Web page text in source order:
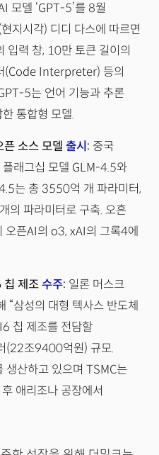
모델 ‘GPT-5’를 8월
지시각) 디디 다스에 따르면
력 창, 10만 토큰 길이의
(Code Interpreter) 등의
5는 언어 기능과 추론
통합형 모델.
픈 소스 모델 출시 : 중국
플래그십 모델 GLM-4.5와
는 총 3550억 개 파라미터,
파라미터로 구축. 오흔
오픈AI의 o3, xAI의 그록4에
칩 제조수주: 일론 머스크
“삼성의 대형 텍사스 반도체
칩 제조를 전담할
(22조9400억원) 규모.
생산하고 있으며 TSMC는
애리조나 공장에서